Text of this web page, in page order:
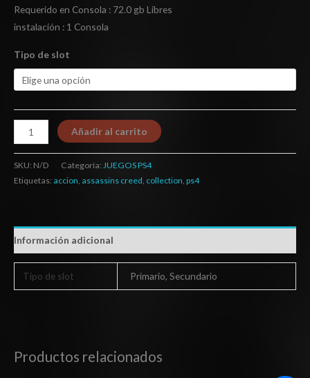
Requerido en Consola : 72.0 gb Libres
instalación : 1 Consola
Tipo de slot
Añadir al carrito
SKU: N/D Categoría: JUEGOS PS4
Etiquetas: accion, assassins creed, collection, ps4
Información adicional
Tipo de slot Primario, Secundario
Productos relacionados